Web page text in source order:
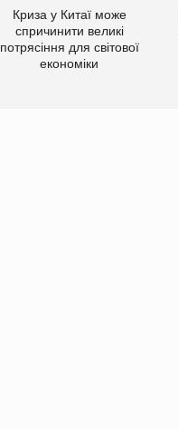
Криза у Китаї може
спричинити великі
потрясіння для світової
економіки